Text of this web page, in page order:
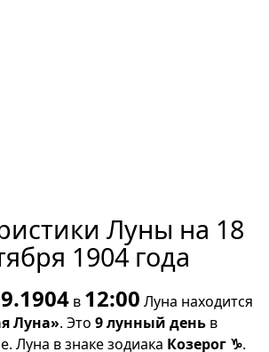
Луны на 18
1904 года
в 12:00 Луна находится
Луна». Это 9 лунный день в
Луна в знаке зодиака Козерог ♑.